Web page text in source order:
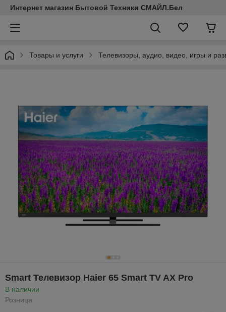
Интернет магазин Бытовой Техники СМАЙЛ.Бел
Товары и услуги Телевизоры, аудио, видео, игры и
Smart Телевизор Haier 65 Smart TV AX Pro
В наличии
Розница